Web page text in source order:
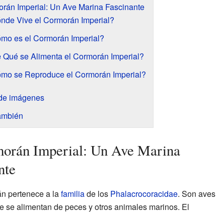
Imperial: Un Ave Marina Fascinante
Vive el Cormorán Imperial?
es el Cormorán Imperial?
Qué se Alimenta el Cormorán Imperial?
se Reproduce el Cormorán Imperial?
imágenes
Imperial: Un Ave Marina
pertenece a lafamiliade los Phalacrocoracidae. Son aves
se alimentan de peces y otros animales marinos. El